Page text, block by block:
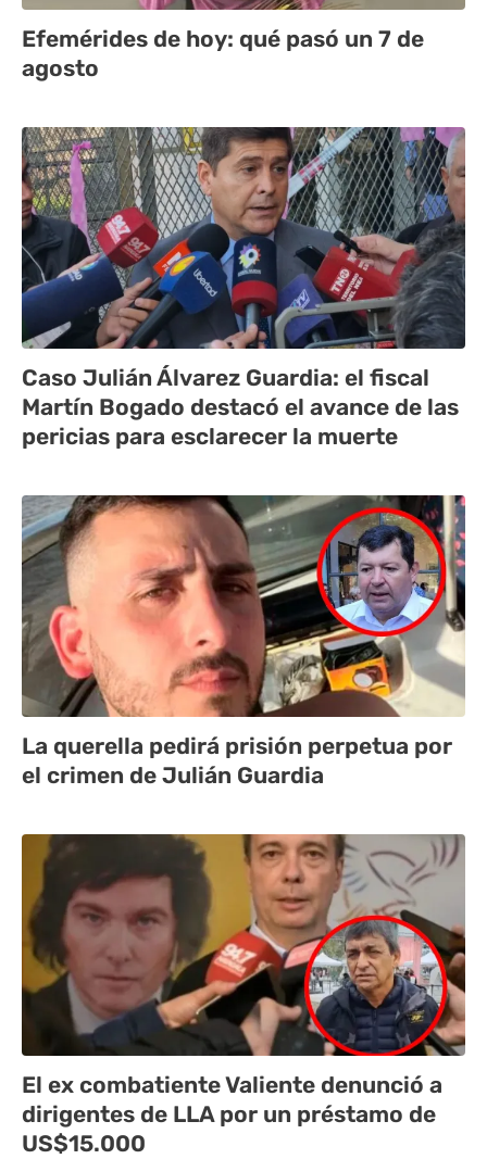
Efemérides de hoy: qué pasó un 7 de
agosto
Caso Julián Álvarez Guardia: el fiscal
Martín Bogado destacó el avance de las
pericias para esclarecer la muerte
La querella pedirá prisión perpetua por
el crimen de Julián Guardia
El ex combatiente Valiente denunció a
dirigentes de LLA por un préstamo de
US$15.000